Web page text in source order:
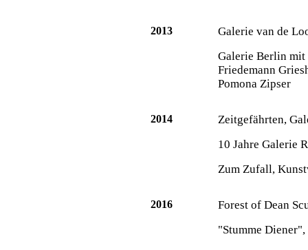
2013
Galerie van de
Galerie Berlin mit
Friedemann
Pomona Zipser
2014
Zeitgefährten,
10 Jahre Galerie
Zum Zufall,
2016
Forest of Dean
"Stumme